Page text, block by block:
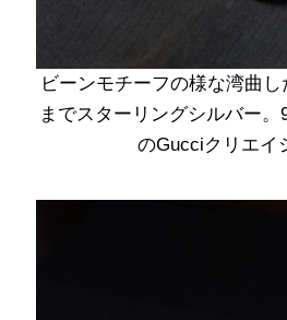
ビーンモチーフの様な湾曲
までスターリングシルバー
のGucciクリエイ